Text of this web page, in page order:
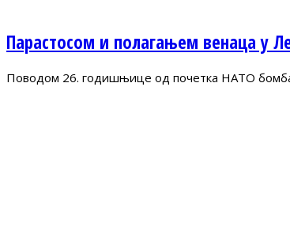
Парастосом и полагањем венаца у
Поводом 26. годишњице од почетка НАТО